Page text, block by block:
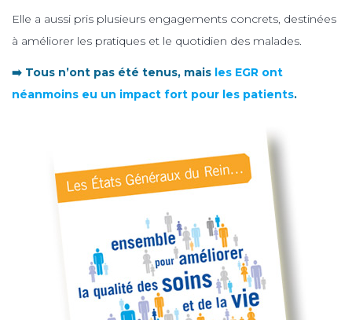
Elle a aussi pris plusieurs engagements concrets, destinées
à améliorer les pratiques et le quotidien des malades.
➡️ Tous n’ont pas été tenus, mais les EGR ont
néanmoins eu un impact fort pour les patients.